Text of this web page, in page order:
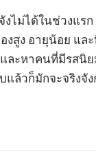
ไม่ได้ในช่วงแ
สูง อายุน้อย แล
ะหาคนที่มีรสนิ
วก็มักจะจริงจัง